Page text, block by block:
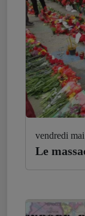
vendredi
Le